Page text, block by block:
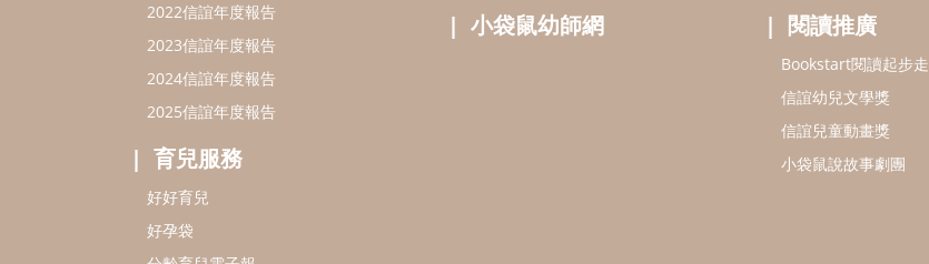
2022信誼年度報告
2023信誼年度報告
2024信誼年度報告
2025信誼年度報告
育兒服務
好好育兒
好孕袋
小袋鼠幼師網 閱讀推廣
Bookstart閱讀起步走
信誼幼兒文學獎
信誼兒童動畫獎
小袋鼠說故事劇團